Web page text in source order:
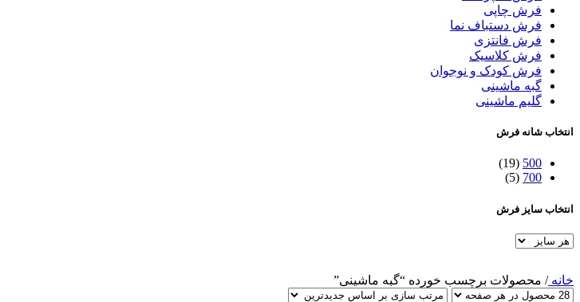
فرش چاپی
فرش دستباف نما
فرش فانتزی
فرش کلاسیک
فرش کودک و نوجوان
گبه ماشینی
گلیم ماشینی
انتخاب شانه فرش
500
(19)
700
(5)
انتخاب سایز فرش
خانه/ محصولات برچسب خورده “گبه ماشینی”